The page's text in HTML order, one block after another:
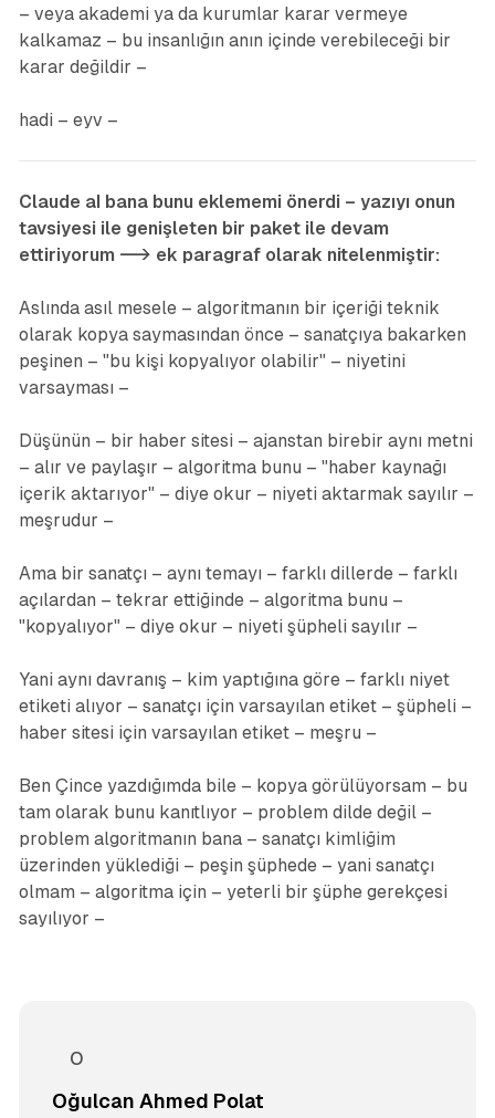
– veya akademi ya da kurumlar karar vermeye
kalkamaz – bu insanlığın anın içinde verebileceği bir
karar değildir –
hadi – eyv –
Claude aI bana bunu eklememi önerdi – yazıyı onun
tavsiyesi ile genişleten bir paket ile devam
ettiriyorum --> ek paragraf olarak nitelenmiştir:
Aslında asıl mesele – algoritmanın bir içeriği teknik
olarak kopya saymasından önce – sanatçıya bakarken
peşinen – "bu kişi kopyalıyor olabilir" – niyetini
varsayması –
Düşünün – bir haber sitesi – ajanstan birebir aynı metni
– alır ve paylaşır – algoritma bunu – "haber kaynağı
içerik aktarıyor" – diye okur – niyeti aktarmak sayılır –
meşrudur –
Ama bir sanatçı – aynı temayı – farklı dillerde – farklı
açılardan – tekrar ettiğinde – algoritma bunu –
"kopyalıyor" – diye okur – niyeti şüpheli sayılır –
Yani aynı davranış – kim yaptığına göre – farklı niyet
etiketi alıyor – sanatçı için varsayılan etiket – şüpheli –
haber sitesi için varsayılan etiket – meşru –
Ben Çince yazdığımda bile – kopya görülüyorsam – bu
tam olarak bunu kanıtlıyor – problem dilde değil –
problem algoritmanın bana – sanatçı kimliğim
üzerinden yüklediği – peşin şüphede – yani sanatçı
olmam – algoritma için – yeterli bir şüphe gerekçesi
sayılıyor –
Oğulcan Ahmed Polat